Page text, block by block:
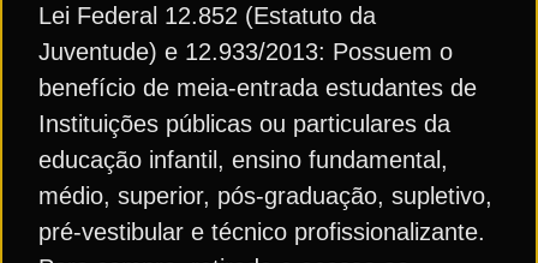
Lei Federal 12.852 (Estatuto da
Juventude) e 12.933/2013: Possuem o
benefício de meia-entrada estudantes de
Instituições públicas ou particulares da
educação infantil, ensino fundamental,
médio, superior, pós-graduação, supletivo,
pré-vestibular e técnico profissionalizante.